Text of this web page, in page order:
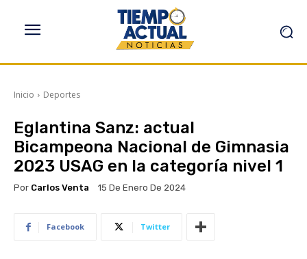
Inicio Deportes
Eglantina Sanz: actual
Bicampeona Nacional de Gimnasia
2023 USAG en la categoría nivel 1
Por Carlos Venta 15 De Enero De 2024
Facebook Twitter